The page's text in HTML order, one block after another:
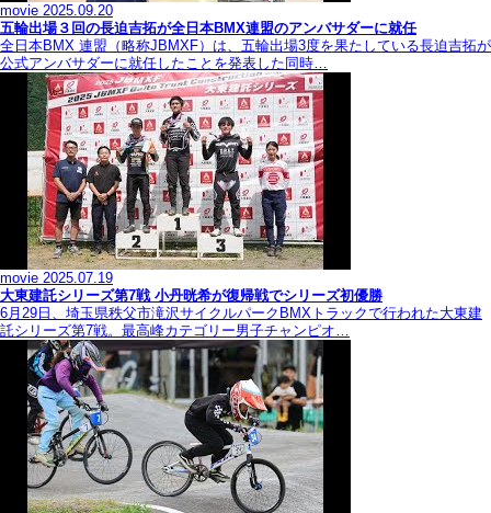
movie 2025.09.20
五輪出場３回の長迫吉拓が全日本BMX連盟のアンバサダーに就任
全日本BMX 連盟（略称JBMXF）は、五輪出場3度を果たしている長迫吉拓が
公式アンバサダーに就任したことを発表した同時…
movie 2025.07.19
大東建託シリーズ第7戦 ⼩丹晄希が復帰戦でシリーズ初優勝
6月29日、埼玉県秩父市滝沢サイクルパークBMXトラックで行われた大東建
託シリーズ第7戦。最高峰カテゴリー男子チャンピオ…